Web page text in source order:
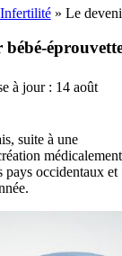
» Le
à jour : 14 août
suite à une
médicalement
pays occidentaux et